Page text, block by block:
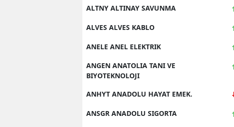
ALTNY ALTINAY SAVUNMA
ALVES ALVES KABLO
ANELE ANEL ELEKTRIK
ANGEN ANATOLIA TANI VE
BIYOTEKNOLOJI
ANHYT ANADOLU HAYAT EMEK.
ANSGR ANADOLU SIGORTA